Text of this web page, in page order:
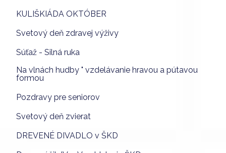
KULIŠKIÁDA OKTÓBER
Svetový deň zdravej výživy
Súťaž - Silná ruka
Na vlnách hudby " vzdelávanie hravou a pútavou
formou
Pozdravy pre seniorov
Svetový deň zvierat
DREVENÉ DIVADLO v ŠKD